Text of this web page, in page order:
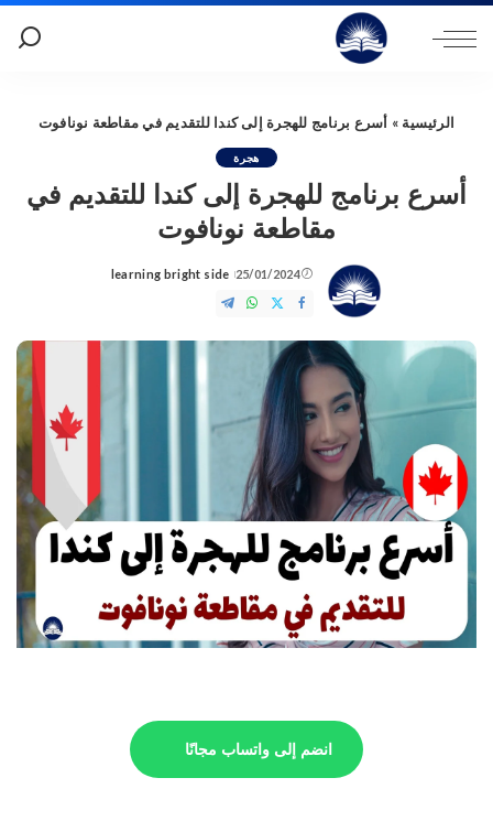
الرئيسية » أسرع برنامج للهجرة إلى كندا للتقديم في مقاطعة نونافوت
هجرة
أسرع برنامج للهجرة إلى كندا للتقديم في
مقاطعة نونافوت
25/01/2024
Posted
by
learning bright side
انضم إلى واتساب مجانًا